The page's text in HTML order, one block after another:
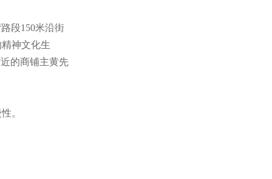
段150米沿街
神文化生
的商铺主黄先
。